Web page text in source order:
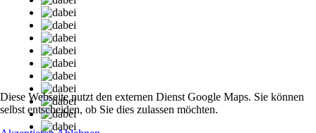
Diese Webseite nutzt den externen Dienst Google Maps. Sie können
selbst entscheiden, ob Sie dies zulassen möchten.